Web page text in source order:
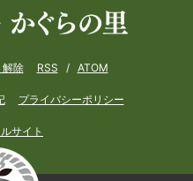
解除 RSS / ATOM
プライバシーポリシー
サイト